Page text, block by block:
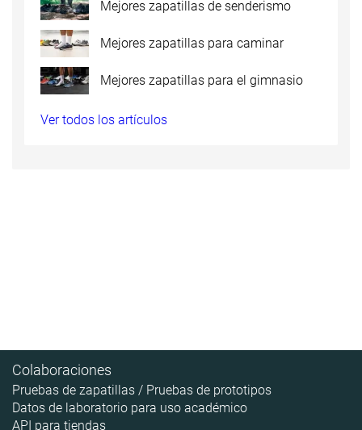
Mejores zapatillas de senderismo
Mejores zapatillas para caminar
Mejores zapatillas para el gimnasio
Ver todos los artículos
Colaboraciones
Pruebas de zapatillas / Pruebas de prototipos
Datos de laboratorio para uso académico
API para tiendas